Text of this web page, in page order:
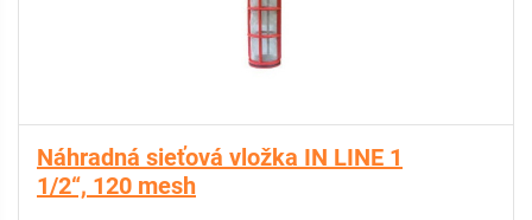
Náhradná sieťová vložka IN LINE 1
1/2“, 120 mesh